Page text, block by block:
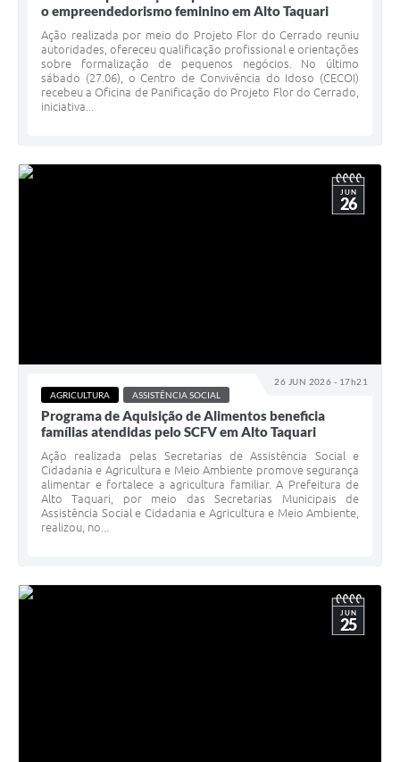
o empreendedorismo feminino em Alto Taquari
Ação realizada por meio do Projeto Flor do Cerrado reuniu
autoridades, ofereceu qualificação profissional e orientações
sobre formalização de pequenos negócios. No último
sábado (27.06), o Centro de Convivência do Idoso (CECOI)
recebeu a Oficina de Panificação do Projeto Flor do Cerrado,
iniciativa...
26 JUN 2026 - 17h21
JUN
26
AGRICULTURA ASSISTÊNCIA SOCIAL
Programa de Aquisição de Alimentos beneficia
famílias atendidas pelo SCFV em Alto Taquari
Ação realizada pelas Secretarias de Assistência Social e
Cidadania e Agricultura e Meio Ambiente promove segurança
alimentar e fortalece a agricultura familiar. A Prefeitura de
Alto Taquari, por meio das Secretarias Municipais de
Assistência Social e Cidadania e Agricultura e Meio Ambiente,
realizou, no...
JUN
25